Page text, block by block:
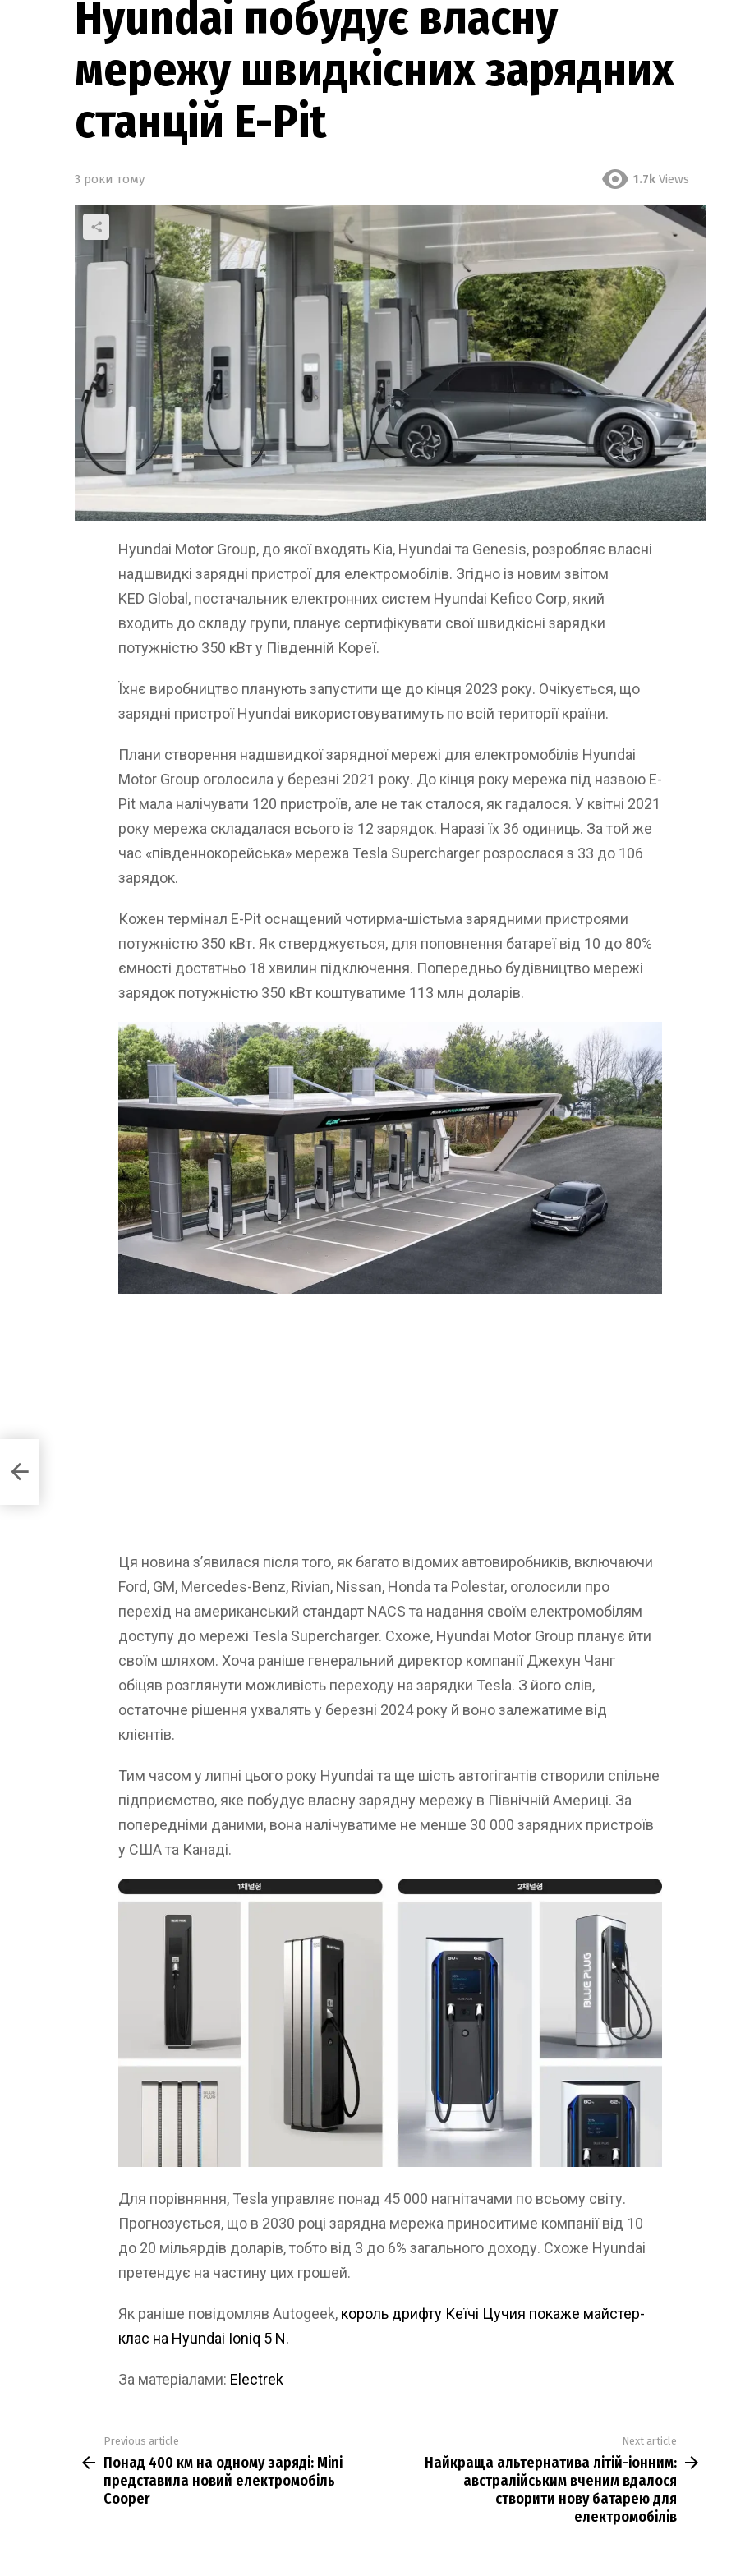
Hyundai побудує власну
мережу швидкісних зарядних
станцій E-Pit
3 роки тому 1.7k Views
Hyundai Motor Group, до якої входять Kia, Hyundai та Genesis, розробляє власні
надшвидкі зарядні пристрої для електромобілів. Згідно із новим звітом
KED Global, постачальник електронних систем Hyundai Kefico Corp, який
входить до складу групи, планує сертифікувати свої швидкісні зарядки
потужністю 350 кВт у Південній Кореї.
Їхнє виробництво планують запустити ще до кінця 2023 року. Очікується, що
зарядні пристрої Hyundai використовуватимуть по всій території країни.
Плани створення надшвидкої зарядної мережі для електромобілів Hyundai
Motor Group оголосила у березні 2021 року. До кінця року мережа під назвою E-
Pit мала налічувати 120 пристроїв, але не так сталося, як гадалося. У квітні 2021
року мережа складалася всього із 12 зарядок. Наразі їх 36 одиниць. За той же
час «південнокорейська» мережа Tesla Supercharger розрослася з 33 до 106
зарядок.
Кожен термінал E-Pit оснащений чотирма-шістьма зарядними пристроями
потужністю 350 кВт. Як стверджується, для поповнення батареї від 10 до 80%
ємності достатньо 18 хвилин підключення. Попередньо будівництво мережі
зарядок потужністю 350 кВт коштуватиме 113 млн доларів.
Ця новина з’явилася після того, як багато відомих автовиробників, включаючи
Ford, GM, Mercedes-Benz, Rivian, Nissan, Honda та Polestar, оголосили про
перехід на американський стандарт NACS та надання своїм електромобілям
доступу до мережі Tesla Supercharger. Схоже, Hyundai Motor Group планує йти
своїм шляхом. Хоча раніше генеральний директор компанії Джехун Чанг
обіцяв розглянути можливість переходу на зарядки Tesla. З його слів,
остаточне рішення ухвалять у березні 2024 року й воно залежатиме від
клієнтів.
Тим часом у липні цього року Hyundai та ще шість автогігантів створили спільне
підприємство, яке побудує власну зарядну мережу в Північній Америці. За
попередніми даними, вона налічуватиме не менше 30 000 зарядних пристроїв
у США та Канаді.
Для порівняння, Tesla управляє понад 45 000 нагнітачами по всьому світу.
Прогнозується, що в 2030 році зарядна мережа приноситиме компанії від 10
до 20 мільярдів доларів, тобто від 3 до 6% загального доходу. Схоже Hyundai
претендує на частину цих грошей.
Як раніше повідомляв Autogeek, король дрифту Кеїчі Цучия покаже майстер-
клас на Hyundai Ioniq 5 N.
За матеріалами: Electrek
more
Previous article
Понад 400 км на одному заряді: Mini
представила новий електромобіль
Cooper
Next article
Найкраща альтернатива літій-іонним:
австралійським вченим вдалося
створити нову батарею для
електромобілів